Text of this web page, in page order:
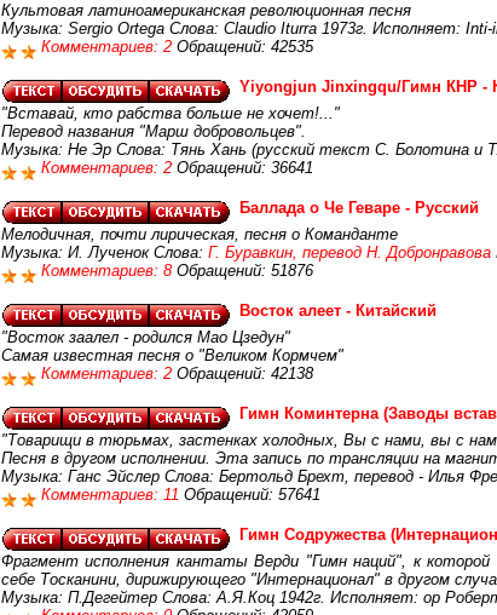
Культовая латиноамериканская революционная песня
Музыка: Sergio Ortega Слова: Claudio Iturra 1973г. Исполняет:
Комментариев: 2 Обращений: 42535
Yiyongjun Jinxingqu/Гимн КНР -
"Вставай, кто рабства больше не хочет!..."
Перевод названия "Марш добровольцев".
Музыка: Не Эр Слова: Тянь Хань (русский текст С. Болотина и Т.
Комментариев: 2 Обращений: 36641
Баллада о Че Геваре - Русский
Мелодичная, почти лирическая, песня о Команданте
Музыка: И. Лученок Слова: Г. Буравкин, перевод Н. Добронравова
Комментариев: 8 Обращений: 51876
Восток алеет - Китайский
"Восток заалел - родился Мао Цзедун"
Самая известная песня о "Великом Кормчем"
Комментариев: 2 Обращений: 42138
Гимн Коминтерна (Заводы
"Товарищи в тюрьмах, застенках холодных, Вы с нами, вы с
Песня в другом исполнении. Эта запись по трансляции на
Музыка: Ганс Эйслер Слова: Бертольд Брехт, перевод - Илья
Комментариев: 11 Обращений: 57641
Гимн Содружества
Фрагмент исполнения кантаты Верди "Гимн наций", к
себе Тосканини, дирижирующего "Интернационал" в другом
Музыка: П.Дегейтер Слова: А.Я.Коц 1942г. Исполняет: ор